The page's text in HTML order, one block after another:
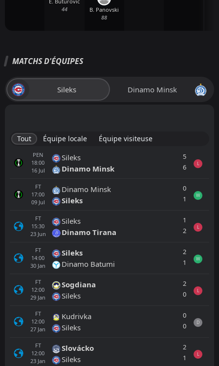
44
B. Panovski
88
MATCHS D'ÉQUIPES
Sileks Dinamo Minsk
Tout Équipe locale Équipe visiteuse
PEN
18:00
16 Jul
Sileks
Dinamo Minsk
5
6
L
FT
17:00
09 Jul
Dinamo Minsk
Sileks
0
1
W
FT
15:30
23 Jun
Sileks
Dinamo Tirana
1
2
L
FT
14:00
30 Jan
Sileks
Dinamo Batumi
2
1
W
FT
12:00
29 Jan
Sogdiana
Sileks
2
0
L
FT
12:00
27 Jan
Kudrivka
Sileks
0
0
D
FT
12:00
23 Jan
Slovácko
Sileks
2
1
L